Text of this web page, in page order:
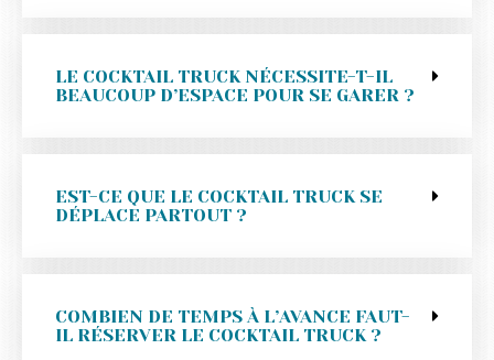
LE COCKTAIL TRUCK NÉCESSITE-T-IL
BEAUCOUP D’ESPACE POUR SE GARER ?
EST-CE QUE LE COCKTAIL TRUCK SE
DÉPLACE PARTOUT ?
COMBIEN DE TEMPS À L’AVANCE FAUT-
IL RÉSERVER LE COCKTAIL TRUCK ?